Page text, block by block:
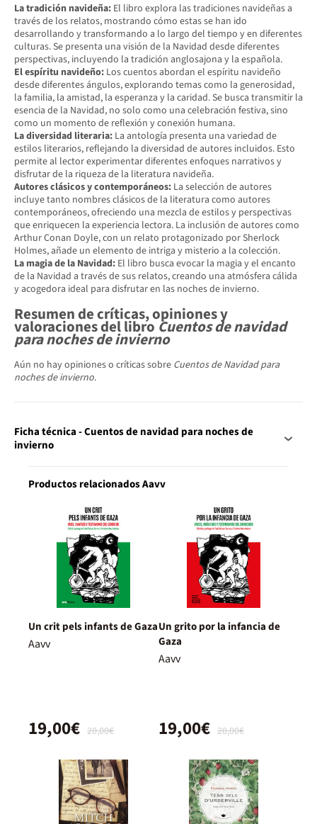
La tradición navideña: El libro explora las tradiciones navideñas a
través de los relatos, mostrando cómo estas se han ido
desarrollando y transformando a lo largo del tiempo y en diferentes
culturas. Se presenta una visión de la Navidad desde diferentes
perspectivas, incluyendo la tradición anglosajona y la española.
El espíritu navideño: Los cuentos abordan el espíritu navideño
desde diferentes ángulos, explorando temas como la generosidad,
la familia, la amistad, la esperanza y la caridad. Se busca transmitir la
esencia de la Navidad, no solo como una celebración festiva, sino
como un momento de reflexión y conexión humana.
La diversidad literaria: La antología presenta una variedad de
estilos literarios, reflejando la diversidad de autores incluidos. Esto
permite al lector experimentar diferentes enfoques narrativos y
disfrutar de la riqueza de la literatura navideña.
Autores clásicos y contemporáneos: La selección de autores
incluye tanto nombres clásicos de la literatura como autores
contemporáneos, ofreciendo una mezcla de estilos y perspectivas
que enriquecen la experiencia lectora. La inclusión de autores como
Arthur Conan Doyle, con un relato protagonizado por Sherlock
Holmes, añade un elemento de intriga y misterio a la colección.
La magia de la Navidad: El libro busca evocar la magia y el encanto
de la Navidad a través de sus relatos, creando una atmósfera cálida
y acogedora ideal para disfrutar en las noches de invierno.
Resumen de críticas, opiniones y
valoraciones del libroCuentos de navidad
para noches de invierno
Aún no hay opiniones o críticas sobre Cuentos de Navidad para
noches de invierno.
Ficha técnica - Cuentos de navidad para noches de
invierno
Productos relacionados Aavv
Un crit pels infants de Gaza
Aavv
20,00€
19,00€
Un grito por la infancia de
Gaza
Aavv
20,00€
19,00€